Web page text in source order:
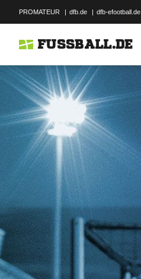
PROMATEUR | dfb.de | dfb-efootball.de
FUSSBALL.DE